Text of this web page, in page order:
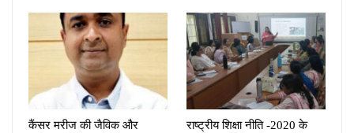
कैंसर मरीज की जैविक और
राष्ट्रीय शिक्षा नीति -2020 के